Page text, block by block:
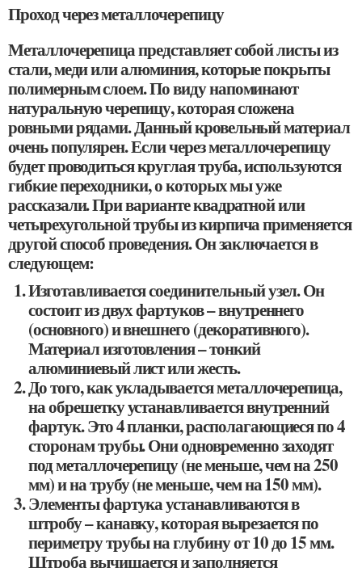
Проход через металлочерепицу
Металлочерепица представляет собой листы из
стали, меди или алюминия, которые покрыты
полимерным слоем. По виду напоминают
натуральную черепицу, которая сложена
ровными рядами. Данный кровельный материал
очень популярен. Если через металлочерепицу
будет проводиться круглая труба, используются
гибкие переходники, о которых мы уже
рассказали. При варианте квадратной или
четырехугольной трубы из кирпича применяется
другой способ проведения. Он заключается в
следующем:
Изготавливается соединительный узел. Он
состоит из двух фартуков – внутреннего
(основного) и внешнего (декоративного).
Материал изготовления – тонкий
алюминиевый лист или жесть.
До того, как укладывается металлочерепица,
на обрешетку устанавливается внутренний
фартук. Это 4 планки, располагающиеся по 4
сторонам трубы. Они одновременно заходят
под металлочерепицу (не меньше, чем на 250
мм) и на трубу (не меньше, чем на 150 мм).
Элементы фартука устанавливаются в
штробу – канавку, которая вырезается по
периметру трубы на глубину от 10 до 15 мм.
Штроба вычищается и заполняется